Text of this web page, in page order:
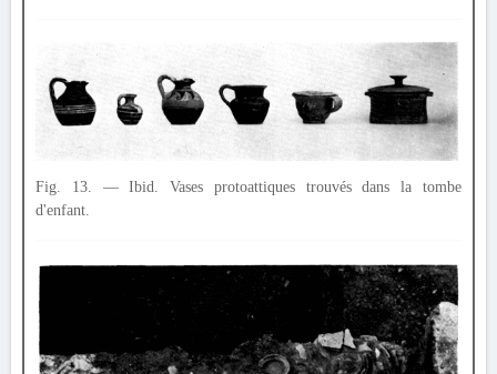
Fig. 13. — Ibid. Vases protoattiques trouvés dans la tombe
d'enfant.